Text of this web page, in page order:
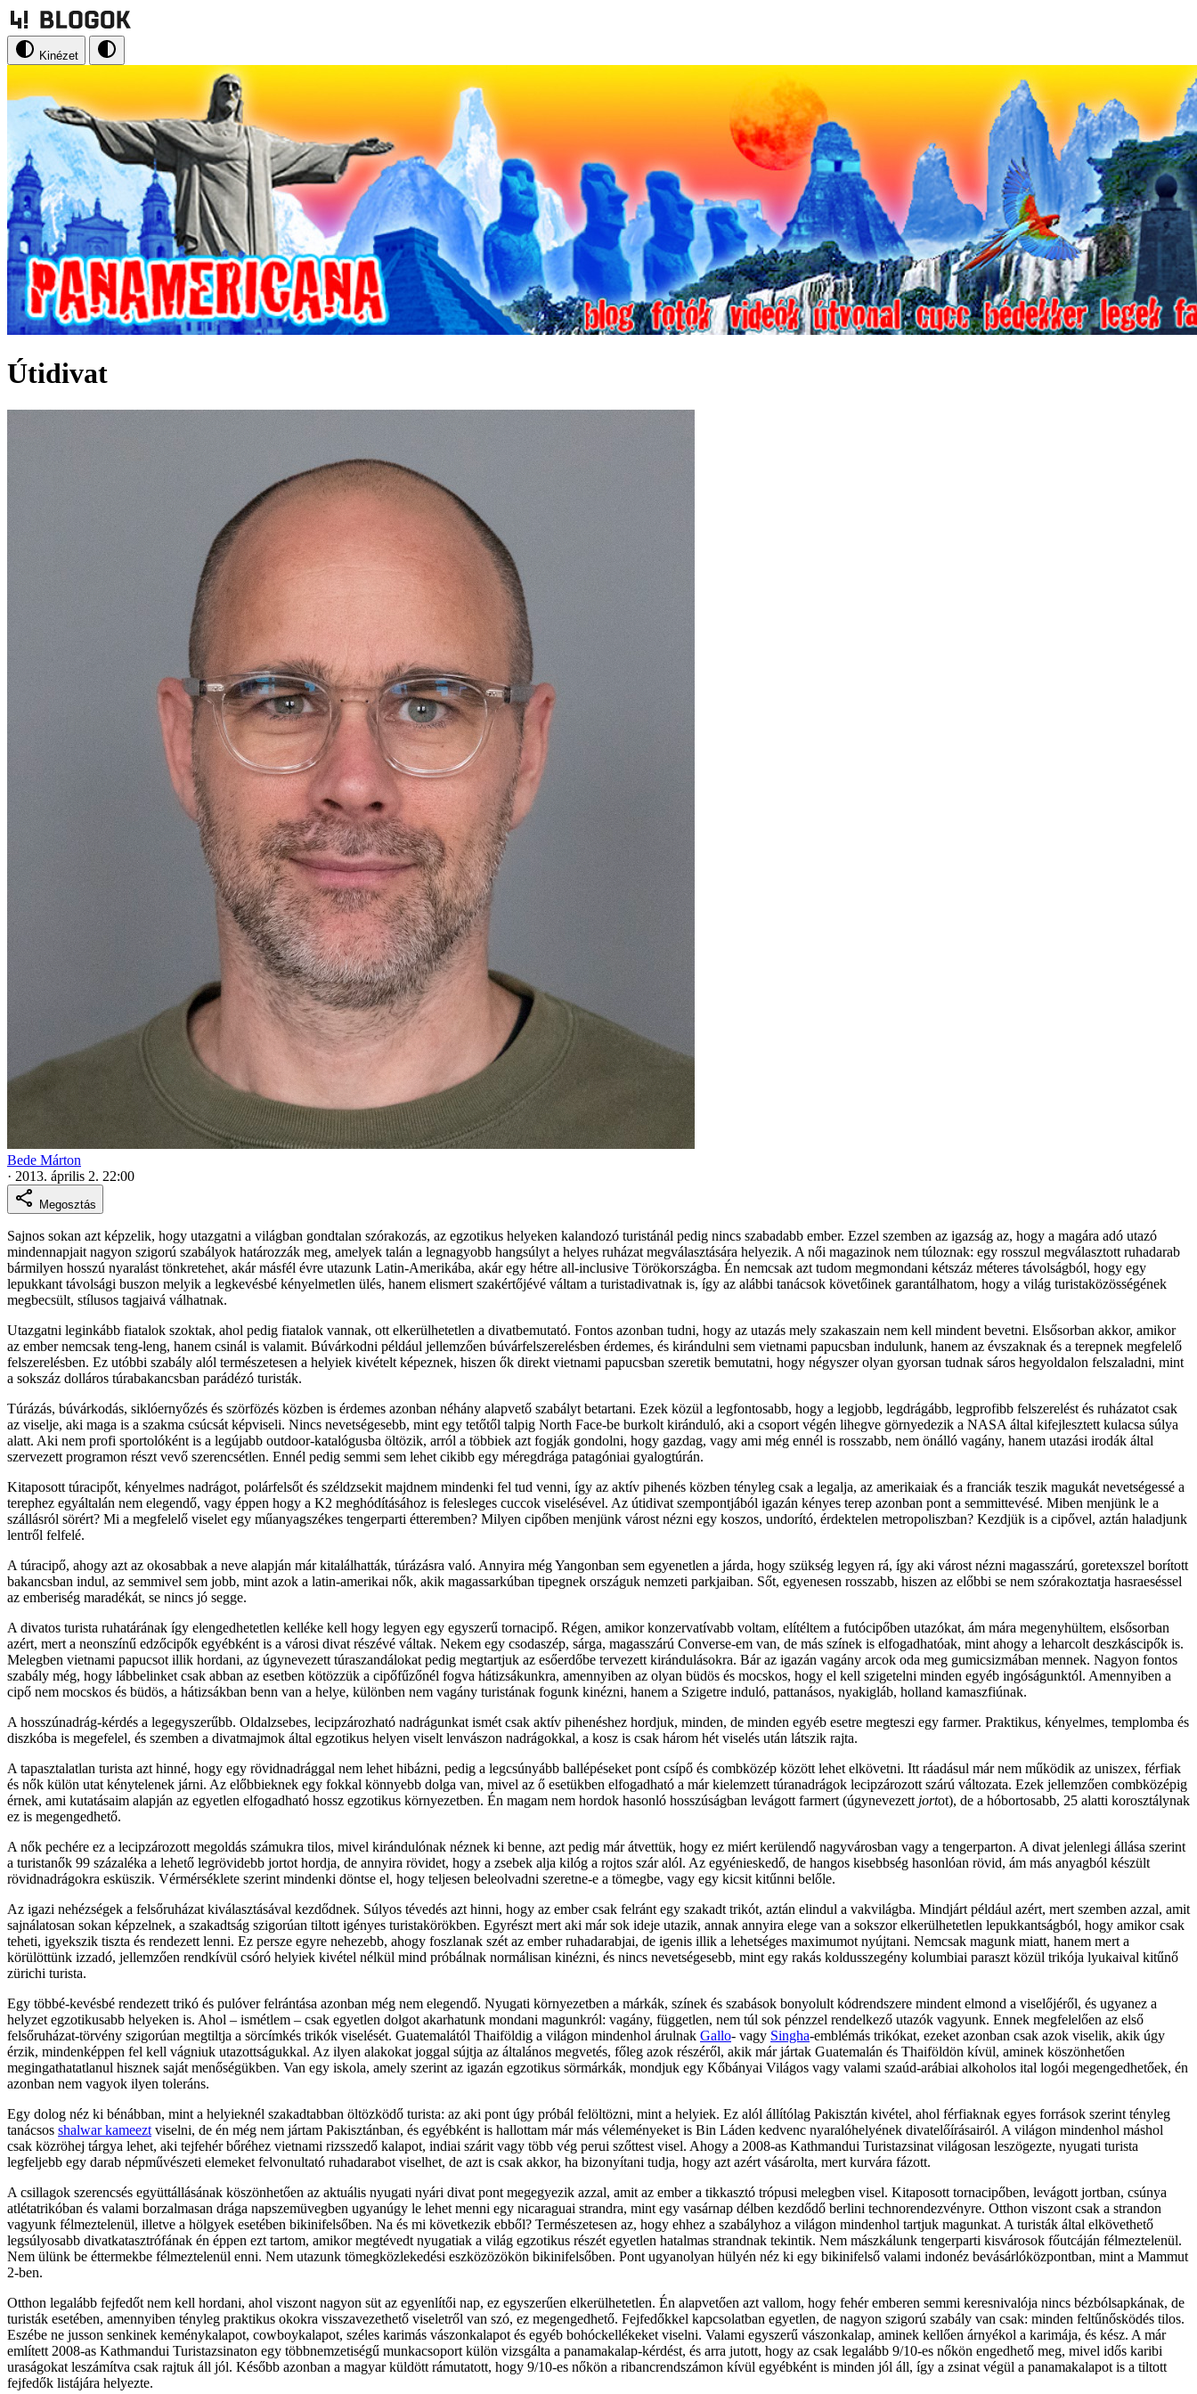
Kinézet
Útidivat
Bede Márton
· 2013. április 2. 22:00
Megosztás
Sajnos sokan azt képzelik, hogy utazgatni a világban gondtalan szórakozás, az egzotikus helyeken kalandozó turistánál pedig nincs szabadabb ember. Ezzel szemben az igazság az, hogy a magára adó utazó
mindennapjait nagyon szigorú szabályok határozzák meg, amelyek talán a legnagyobb hangsúlyt a helyes ruházat megválasztására helyezik. A női magazinok nem túloznak: egy rosszul megválasztott ruhadarab
bármilyen hosszú nyaralást tönkretehet, akár másfél évre utazunk Latin-Amerikába, akár egy hétre all-inclusive Törökországba. Én nemcsak azt tudom megmondani kétszáz méteres távolságból, hogy egy
lepukkant távolsági buszon melyik a legkevésbé kényelmetlen ülés, hanem elismert szakértőjévé váltam a turistadivatnak is, így az alábbi tanácsok követőinek garantálhatom, hogy a világ turistaközösségének
megbecsült, stílusos tagjaivá válhatnak.
Utazgatni leginkább fiatalok szoktak, ahol pedig fiatalok vannak, ott elkerülhetetlen a divatbemutató. Fontos azonban tudni, hogy az utazás mely szakaszain nem kell mindent bevetni. Elsősorban akkor, amikor
az ember nemcsak teng-leng, hanem csinál is valamit. Búvárkodni például jellemzően búvárfelszerelésben érdemes, és kirándulni sem vietnami papucsban indulunk, hanem az évszaknak és a terepnek megfelelő
felszerelésben. Ez utóbbi szabály alól természetesen a helyiek kivételt képeznek, hiszen ők direkt vietnami papucsban szeretik bemutatni, hogy négyszer olyan gyorsan tudnak sáros hegyoldalon felszaladni, mint
a sokszáz dolláros túrabakancsban parádézó turisták.
Túrázás, búvárkodás, siklóernyőzés és szörfözés közben is érdemes azonban néhány alapvető szabályt betartani. Ezek közül a legfontosabb, hogy a legjobb, legdrágább, legprofibb felszerelést és ruházatot csak
az viselje, aki maga is a szakma csúcsát képviseli. Nincs nevetségesebb, mint egy tetőtől talpig North Face-be burkolt kiránduló, aki a csoport végén lihegve görnyedezik a NASA által kifejlesztett kulacsa súlya
alatt. Aki nem profi sportolóként is a legújabb outdoor-katalógusba öltözik, arról a többiek azt fogják gondolni, hogy gazdag, vagy ami még ennél is rosszabb, nem önálló vagány, hanem utazási irodák által
szervezett programon részt vevő szerencsétlen. Ennél pedig semmi sem lehet cikibb egy méregdrága patagóniai gyalogtúrán.
Kitaposott túracipőt, kényelmes nadrágot, polárfelsőt és széldzsekit majdnem mindenki fel tud venni, így az aktív pihenés közben tényleg csak a legalja, az amerikaiak és a franciák teszik magukát nevetségessé a
terephez egyáltalán nem elegendő, vagy éppen hogy a K2 meghódításához is felesleges cuccok viselésével. Az útidivat szempontjából igazán kényes terep azonban pont a semmittevésé. Miben menjünk le a
szállásról sörért? Mi a megfelelő viselet egy műanyagszékes tengerparti étteremben? Milyen cipőben menjünk várost nézni egy koszos, undorító, érdektelen metropoliszban? Kezdjük is a cipővel, aztán haladjunk
lentről felfelé.
A túracipő, ahogy azt az okosabbak a neve alapján már kitalálhatták, túrázásra való. Annyira még Yangonban sem egyenetlen a járda, hogy szükség legyen rá, így aki várost nézni magasszárú, goretexszel borított
bakancsban indul, az semmivel sem jobb, mint azok a latin-amerikai nők, akik magassarkúban tipegnek országuk nemzeti parkjaiban. Sőt, egyenesen rosszabb, hiszen az előbbi se nem szórakoztatja hasraeséssel
az emberiség maradékát, se nincs jó segge.
A divatos turista ruhatárának így elengedhetetlen kelléke kell hogy legyen egy egyszerű tornacipő. Régen, amikor konzervatívabb voltam, elítéltem a futócipőben utazókat, ám mára megenyhültem, elsősorban
azért, mert a neonszínű edzőcipők egyébként is a városi divat részévé váltak. Nekem egy csodaszép, sárga, magasszárú Converse-em van, de más színek is elfogadhatóak, mint ahogy a leharcolt deszkáscipők is.
Melegben vietnami papucsot illik hordani, az úgynevezett túraszandálokat pedig megtartjuk az esőerdőbe tervezett kirándulásokra. Bár az igazán vagány arcok oda meg gumicsizmában mennek. Nagyon fontos
szabály még, hogy lábbelinket csak abban az esetben kötözzük a cipőfűzőnél fogva hátizsákunkra, amennyiben az olyan büdös és mocskos, hogy el kell szigetelni minden egyéb ingóságunktól. Amennyiben a
cipő nem mocskos és büdös, a hátizsákban benn van a helye, különben nem vagány turistának fogunk kinézni, hanem a Szigetre induló, pattanásos, nyakigláb, holland kamaszfiúnak.
A hosszúnadrág-kérdés a legegyszerűbb. Oldalzsebes, lecipzározható nadrágunkat ismét csak aktív pihenéshez hordjuk, minden, de minden egyéb esetre megteszi egy farmer. Praktikus, kényelmes, templomba és
diszkóba is megefelel, és szemben a divatmajmok által egzotikus helyen viselt lenvászon nadrágokkal, a kosz is csak három hét viselés után látszik rajta.
A tapasztalatlan turista azt hinné, hogy egy rövidnadrággal nem lehet hibázni, pedig a legcsúnyább ballépéseket pont csípő és combközép között lehet elkövetni. Itt ráadásul már nem működik az uniszex, férfiak
és nők külön utat kénytelenek járni. Az előbbieknek egy fokkal könnyebb dolga van, mivel az ő esetükben elfogadható a már kielemzett túranadrágok lecipzározott szárú változata. Ezek jellemzően combközépig
érnek, ami kutatásaim alapján az egyetlen elfogadható hossz egzotikus környezetben. Én magam nem hordok hasonló hosszúságban levágott farmert (úgynevezett jortot), de a hóbortosabb, 25 alatti korosztálynak
ez is megengedhető.
A nők pechére ez a lecipzározott megoldás számukra tilos, mivel kirándulónak néznek ki benne, azt pedig már átvettük, hogy ez miért kerülendő nagyvárosban vagy a tengerparton. A divat jelenlegi állása szerint
a turistanők 99 százaléka a lehető legrövidebb jortot hordja, de annyira rövidet, hogy a zsebek alja kilóg a rojtos szár alól. Az egyénieskedő, de hangos kisebbség hasonlóan rövid, ám más anyagból készült
rövidnadrágokra esküszik. Vérmérséklete szerint mindenki döntse el, hogy teljesen beleolvadni szeretne-e a tömegbe, vagy egy kicsit kitűnni belőle.
Az igazi nehézségek a felsőruházat kiválasztásával kezdődnek. Súlyos tévedés azt hinni, hogy az ember csak felránt egy szakadt trikót, aztán elindul a vakvilágba. Mindjárt például azért, mert szemben azzal, amit
sajnálatosan sokan képzelnek, a szakadtság szigorúan tiltott igényes turistakörökben. Egyrészt mert aki már sok ideje utazik, annak annyira elege van a sokszor elkerülhetetlen lepukkantságból, hogy amikor csak
teheti, igyekszik tiszta és rendezett lenni. Ez persze egyre nehezebb, ahogy foszlanak szét az ember ruhadarabjai, de igenis illik a lehetséges maximumot nyújtani. Nemcsak magunk miatt, hanem mert a
körülöttünk izzadó, jellemzően rendkívül csóró helyiek kivétel nélkül mind próbálnak normálisan kinézni, és nincs nevetségesebb, mint egy rakás koldusszegény kolumbiai paraszt közül trikója lyukaival kitűnő
zürichi turista.
Egy többé-kevésbé rendezett trikó és pulóver felrántása azonban még nem elegendő. Nyugati környezetben a márkák, színek és szabások bonyolult kódrendszere mindent elmond a viselőjéről, és ugyanez a
helyzet egzotikusabb helyeken is. Ahol – ismétlem – csak egyetlen dolgot akarhatunk mondani magunkról: vagány, független, nem túl sok pénzzel rendelkező utazók vagyunk. Ennek megfelelően az első
felsőruházat-törvény szigorúan megtiltja a sörcímkés trikók viselését. Guatemalától Thaiföldig a világon mindenhol árulnak Gallo- vagy Singha-emblémás trikókat, ezeket azonban csak azok viselik, akik úgy
érzik, mindenképpen fel kell vágniuk utazottságukkal. Az ilyen alakokat joggal sújtja az általános megvetés, főleg azok részéről, akik már jártak Guatemalán és Thaiföldön kívül, aminek köszönhetően
megingathatatlanul hisznek saját menőségükben. Van egy iskola, amely szerint az igazán egzotikus sörmárkák, mondjuk egy Kőbányai Világos vagy valami szaúd-arábiai alkoholos ital logói megengedhetőek, én
azonban nem vagyok ilyen toleráns.
Egy dolog néz ki bénábban, mint a helyieknél szakadtabban öltözködő turista: az aki pont úgy próbál felöltözni, mint a helyiek. Ez alól állítólag Pakisztán kivétel, ahol férfiaknak egyes források szerint tényleg
tanácsos shalwar kameezt viselni, de én még nem jártam Pakisztánban, és egyébként is hallottam már más véleményeket is Bin Láden kedvenc nyaralóhelyének divatelőírásairól. A világon mindenhol máshol
csak közröhej tárgya lehet, aki tejfehér bőréhez vietnami rizsszedő kalapot, indiai szárit vagy több vég perui szőttest visel. Ahogy a 2008-as Kathmandui Turistazsinat világosan leszögezte, nyugati turista
legfeljebb egy darab népművészeti elemeket felvonultató ruhadarabot viselhet, de azt is csak akkor, ha bizonyítani tudja, hogy azt azért vásárolta, mert kurvára fázott.
A csillagok szerencsés együttállásának köszönhetően az aktuális nyugati nyári divat pont megegyezik azzal, amit az ember a tikkasztó trópusi melegben visel. Kitaposott tornacipőben, levágott jortban, csúnya
atlétatrikóban és valami borzalmasan drága napszemüvegben ugyanúgy le lehet menni egy nicaraguai strandra, mint egy vasárnap délben kezdődő berlini technorendezvényre. Otthon viszont csak a strandon
vagyunk félmeztelenül, illetve a hölgyek esetében bikinifelsőben. Na és mi következik ebből? Természetesen az, hogy ehhez a szabályhoz a világon mindenhol tartjuk magunkat. A turisták által elkövethető
legsúlyosabb divatkatasztrófának én éppen ezt tartom, amikor megtévedt nyugatiak a világ egzotikus részét egyetlen hatalmas strandnak tekintik. Nem mászkálunk tengerparti kisvárosok főutcáján félmeztelenül.
Nem ülünk be éttermekbe félmeztelenül enni. Nem utazunk tömegközlekedési eszközözökön bikinifelsőben. Pont ugyanolyan hülyén néz ki egy bikinifelső valami indonéz bevásárlóközpontban, mint a Mammut
2-ben.
Otthon legalább fejfedőt nem kell hordani, ahol viszont nagyon süt az egyenlítői nap, ez egyszerűen elkerülhetetlen. Én alapvetően azt vallom, hogy fehér emberen semmi keresnivalója nincs bézbólsapkának, de
turisták esetében, amennyiben tényleg praktikus okokra visszavezethető viseletről van szó, ez megengedhető. Fejfedőkkel kapcsolatban egyetlen, de nagyon szigorú szabály van csak: minden feltűnősködés tilos.
Eszébe ne jusson senkinek keménykalapot, cowboykalapot, széles karimás vászonkalapot és egyéb bohóckellékeket viselni. Valami egyszerű vászonkalap, aminek kellően árnyékol a karimája, és kész. A már
említett 2008-as Kathmandui Turistazsinaton egy többnemzetiségű munkacsoport külön vizsgálta a panamakalap-kérdést, és arra jutott, hogy az csak legalább 9/10-es nőkön engedhető meg, mivel idős karibi
uraságokat leszámítva csak rajtuk áll jól. Később azonban a magyar küldött rámutatott, hogy 9/10-es nőkön a ribancrendszámon kívül egyébként is minden jól áll, így a zsinat végül a panamakalapot is a tiltott
fejfedők listájára helyezte.